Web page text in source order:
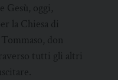
Gesù, oggi,
la Chiesa di
don
tutti gli altri